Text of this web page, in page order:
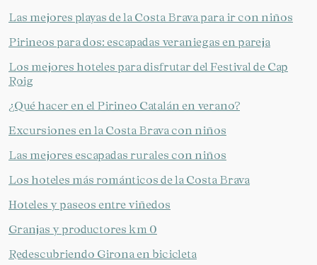
Las mejores playas de la Costa Brava para ir con niños
Pirineos para dos: escapadas veraniegas en pareja
Los mejores hoteles para disfrutar del Festival de Cap
Roig
¿Qué hacer en el Pirineo Catalán en verano?
Excursiones en la Costa Brava con niños
Las mejores escapadas rurales con niños
Los hoteles más románticos de la Costa Brava
Hoteles y paseos entre viñedos
Granjas y productores km 0
Redescubriendo Girona en bicicleta